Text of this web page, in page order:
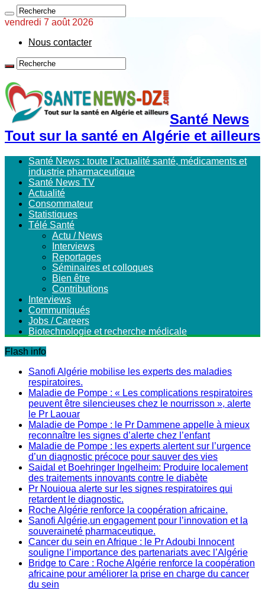
vendredi 7 août 2026
Nous contacter
Santé News
Tout sur la santé en Algérie et ailleurs
Santé News : toute l’actualité santé, médicaments et
industrie pharmaceutique
Santé News TV
Actualité
Consommateur
Statistiques
Télé Santé
Actu / News
Interviews
Reportages
Séminaires et colloques
Bien être
Contributions
Interviews
Communiqués
Jobs / Careers
Biotechnologie et recherche médicale
Flash info
Sanofi Algérie mobilise les experts des maladies
respiratoires.
Maladie de Pompe : « Les complications respiratoires
peuvent être silencieuses chez le nourrisson », alerte
le Pr Laouar
Maladie de Pompe : le Pr Dammene appelle à mieux
reconnaître les signes d’alerte chez l’enfant
Maladie de Pompe : les experts alertent sur l’urgence
d’un diagnostic précoce pour sauver des vies
Saidal et Boehringer Ingelheim: Produire localement
des traitements innovants contre le diabète
Pr Nouioua alerte sur les signes respiratoires qui
retardent le diagnostic.
Roche Algérie renforce la coopération africaine.
Sanofi Algérie,un engagement pour l’innovation et la
souveraineté pharmaceutique.
Cancer du sein en Afrique : le Pr Adoubi Innocent
souligne l’importance des partenariats avec l’Algérie
Bridge to Care : Roche Algérie renforce la coopération
africaine pour améliorer la prise en charge du cancer
du sein